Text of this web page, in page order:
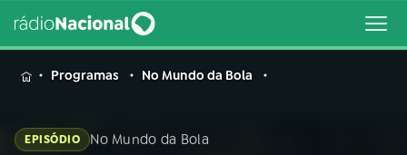
MENUProgramas No Mundo da Bola
EPISÓDIO No Mundo da Bola